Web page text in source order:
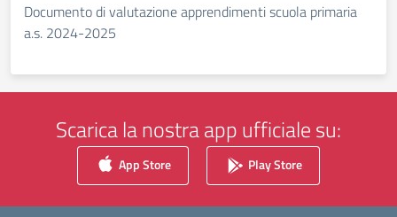
Documento di valutazione apprendimenti scuola primaria
a.s. 2024-2025
Scarica la nostra app ufficiale su:
App Store Play Store